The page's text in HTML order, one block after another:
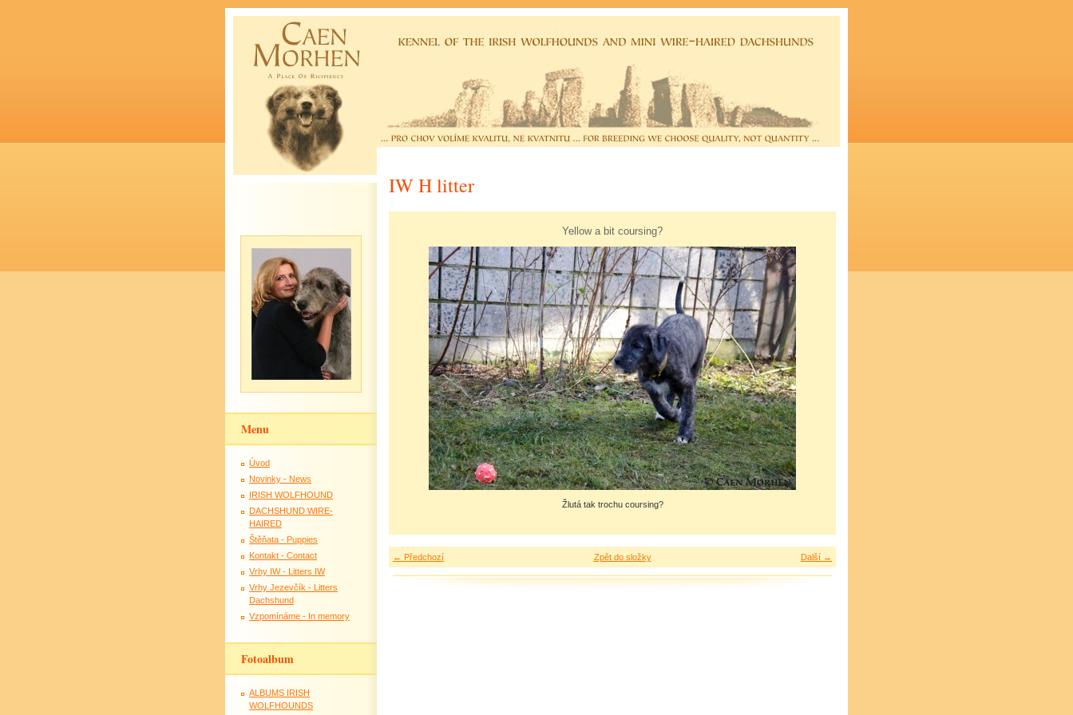
IW H litter
Yellow a bit coursing?
Žlutá tak trochu coursing?
← Předchozí Další →
Zpět do složky
Menu
Úvod
Novinky - News
IRISH WOLFHOUND
DACHSHUND WIRE-
HAIRED
Štěňata - Puppies
Kontakt - Contact
Vrhy IW - Litters IW
Vrhy Jezevčík - Litters
Dachshund
Vzpomínáme - In memory
Fotoalbum
ALBUMS IRISH
WOLFHOUNDS